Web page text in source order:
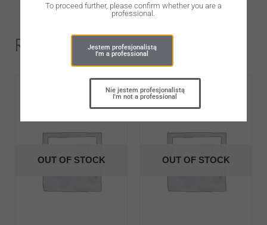
Related Products
OUT OF STOCK OUT OF STOCK
To proceed further, please confirm whether you are a
professional.
Jestem profesjonalistą
I'm a professional
Nie jestem profesjonalistą
I'm not a professional